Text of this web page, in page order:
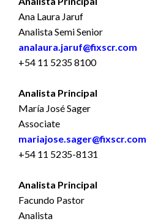
Ana Laura Jaruf
Analista Semi Senior
analaura.jaruf@fixscr.com
+54 11 5235 8100
Analista Principal
María José Sager
Associate
mariajose.sager@fixscr.com
+54 11 5235-8131
Analista Principal
Facundo Pastor
Analista